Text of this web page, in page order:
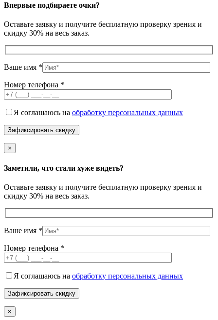
Впервые подбираете очки?
Оставьте заявку и получите бесплатную проверку зрения и
скидку 30% на весь заказ.
Ваше имя *
Номер телефона *
Я соглашаюсь на обработку персональных данных
×
Заметили, что стали хуже видеть?
Оставьте заявку и получите бесплатную проверку зрения и
скидку 30% на весь заказ.
Ваше имя *
Номер телефона *
Я соглашаюсь на обработку персональных данных
×